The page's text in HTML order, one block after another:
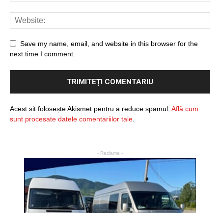
Save my name, email, and website in this browser for the
next time I comment.
Acest sit folosește Akismet pentru a reduce spamul. Află cum
sunt procesate datele comentariilor tale.
- Reclame -